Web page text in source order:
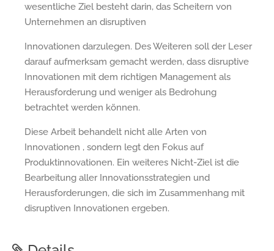
wesentliche Ziel besteht darin, das Scheitern von
Unternehmen an disruptiven
Innovationen darzulegen. Des Weiteren soll der Leser
darauf aufmerksam gemacht werden, dass disruptive
Innovationen mit dem richtigen Management als
Herausforderung und weniger als Bedrohung
betrachtet werden können.
Diese Arbeit behandelt nicht alle Arten von
Innovationen , sondern legt den Fokus auf
Produktinnovationen. Ein weiteres Nicht-Ziel ist die
Bearbeitung aller Innovationsstrategien und
Herausforderungen, die sich im Zusammenhang mit
disruptiven Innovationen ergeben.